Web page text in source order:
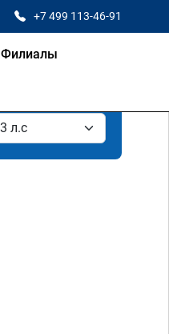
+7 499 113-46-91
Филиалы